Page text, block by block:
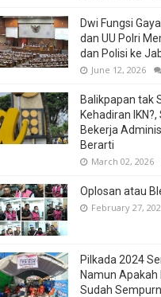
Dwi Fungsi
dan UU Polri
dan Polisi ke
June 12, 2026
Balikpapan tak
Kehadiran
Bekerja
Berarti
March 02, 2026
Oplosan atau
February 27,
Pilkada 2024
Namun Apakah
Sudah